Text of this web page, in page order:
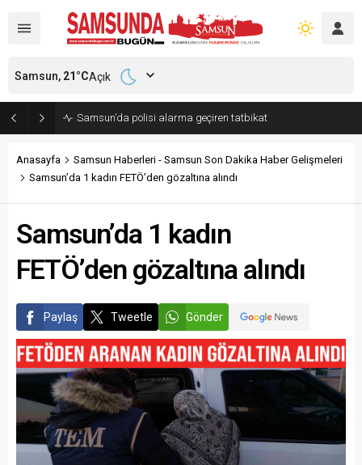
Samsun’da polisi alarma geçiren tatbikat
Samsun, 21 °CAçık
Anasayfa
Samsun Haberleri - Samsun Son Dakika Haber Gelişmeleri
Samsun’da 1 kadın FETÖ’den gözaltına alındı
Samsun’da 1 kadın
FETÖ’den gözaltına alındı
Paylaş Tweetle Gönder